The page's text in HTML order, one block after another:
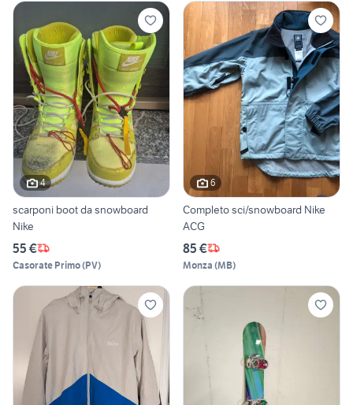
4
scarponi boot da snowboard
Nike
55 €
Casorate Primo(PV)
6
Completo sci/snowboard Nike
ACG
85 €
Monza (MB)